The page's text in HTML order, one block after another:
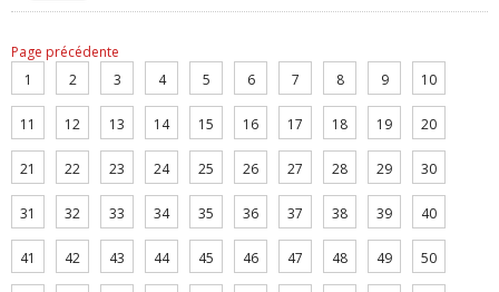
Page précédente
1
2 3 4 5 6 7 8 9 10
11 12 13 14 15 16 17 18 19 20
21 22 23 24 25 26 27 28 29 30
31 32 33 34 35 36 37 38 39 40
41 42 43 44 45 46 47 48 49 50